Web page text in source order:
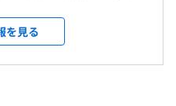
の実績
性を兼ね備えています。
テムを確立し、毎年塾
レベル以上に合格してお
を見る